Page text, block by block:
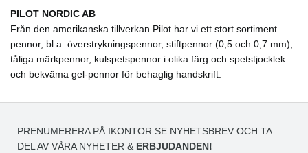
PILOT NORDIC AB
Från den amerikanska tillverkan Pilot har vi ett stort sortiment
pennor, bl.a. överstrykningspennor, stiftpennor (0,5 och 0,7 mm),
tåliga märkpennor, kulspetspennor i olika färg och spetstjocklek
och bekväma gel-pennor för behaglig handskrift.
PRENUMERERA PÅ IKONTOR.SE NYHETSBREV OCH TA
DEL AV VÅRA NYHETER & ERBJUDANDEN!